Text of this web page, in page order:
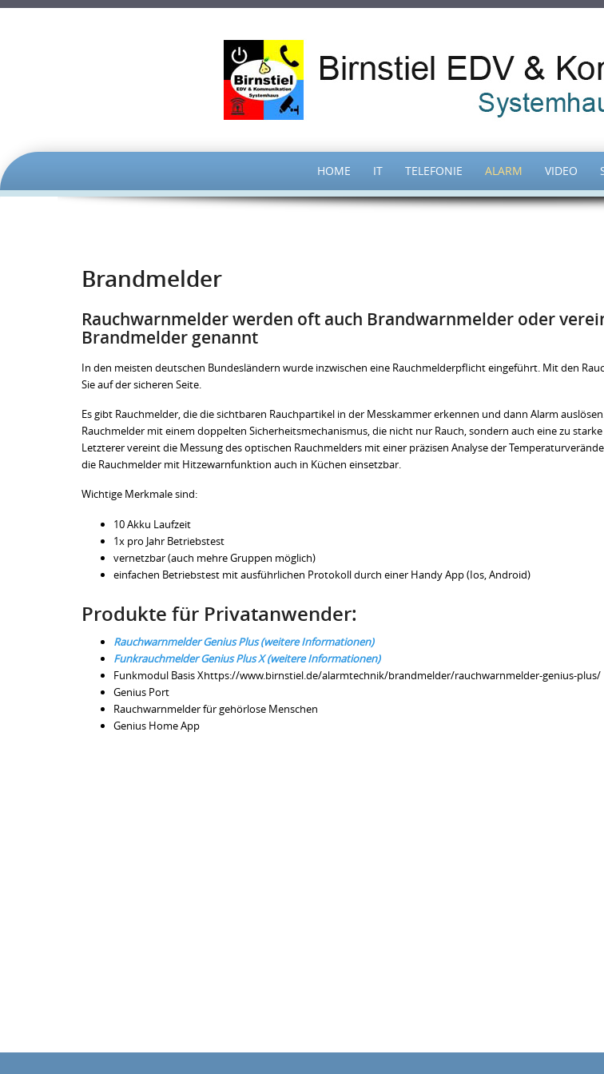
CONTENT
HOME IT TELEFONIE ALARM VIDEO
Brandmelder
Rauchwarnmelder werden oft auch Brandwarnmelder oder
Brandmelder genannt
In den meisten deutschen Bundesländern wurde inzwischen eine Rauchmelderpflicht eingeführt. Mit den
Sie auf der sicheren Seite.
Es gibt Rauchmelder, die die sichtbaren Rauchpartikel in der Messkammer erkennen und dann Alarm
Rauchmelder mit einem doppelten Sicherheitsmechanismus, die nicht nur Rauch, sondern auch eine zu
Letzterer vereint die Messung des optischen Rauchmelders mit einer präzisen Analyse der
die Rauchmelder mit Hitzewarnfunktion auch in Küchen einsetzbar.
Wichtige Merkmale sind:
10 Akku Laufzeit
1x pro Jahr Betriebstest
vernetzbar (auch mehre Gruppen möglich)
einfachen Betriebstest mit ausführlichen Protokoll durch einer Handy App (Ios, Android)
Produkte für Privatanwender:
Rauchwarnmelder Genius Plus (weitere Informationen)
Funkrauchmelder Genius Plus X (weitere Informationen)
Funkmodul Basis Xhttps://www.birnstiel.de/alarmtechnik/brandmelder/rauchwarnmelder-genius-plus/
Genius Port
Rauchwarnmelder für gehörlose Menschen
Genius Home App